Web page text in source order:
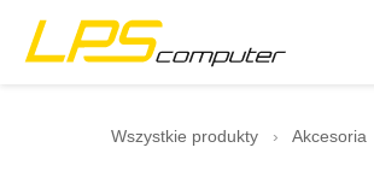
Wszystkie produkty › Akcesoria